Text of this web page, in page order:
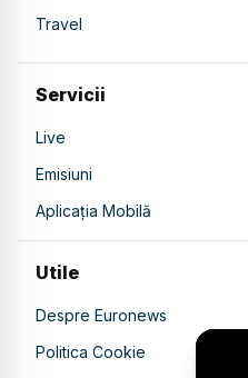
Travel
Servicii
Live
Emisiuni
Aplicația Mobilă
Utile
Despre Euronews
Politica Cookie